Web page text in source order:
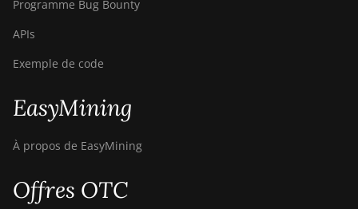
Programme Bug Bounty
APIs
Exemple de code
EasyMining
À propos de EasyMining
Offres OTC